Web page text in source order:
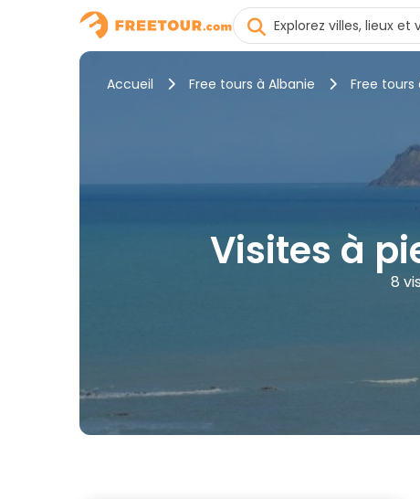
Accueil Free tours à Albanie Free tours
Visites à
8